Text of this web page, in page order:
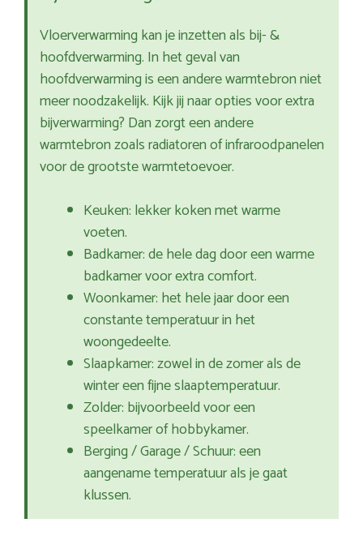
Vloerverwarming kan je inzetten als bij- &
hoofdverwarming. In het geval van
hoofdverwarming is een andere warmtebron niet
meer noodzakelijk. Kijk jij naar opties voor extra
bijverwarming? Dan zorgt een andere
warmtebron zoals radiatoren of infraroodpanelen
voor de grootste warmtetoevoer.
Keuken: lekker koken met warme
voeten.
Badkamer: de hele dag door een warme
badkamer voor extra comfort.
Woonkamer: het hele jaar door een
constante temperatuur in het
woongedeelte.
Slaapkamer: zowel in de zomer als de
winter een fijne slaaptemperatuur.
Zolder: bijvoorbeeld voor een
speelkamer of hobbykamer.
Berging / Garage / Schuur: een
aangename temperatuur als je gaat
klussen.